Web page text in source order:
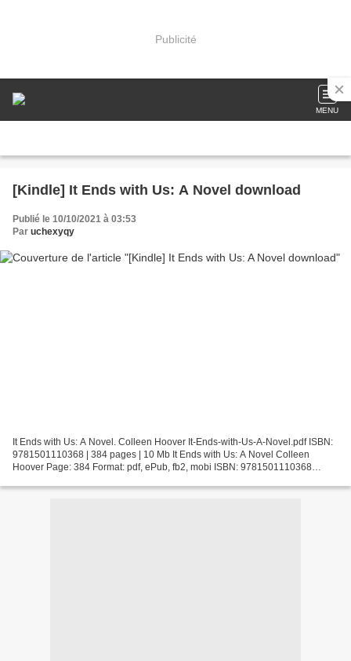
Publicité
MENU
[Kindle] It Ends with Us: A Novel download
Publié le 10/10/2021 à 03:53
Par uchexyqy
It Ends with Us: A Novel. Colleen Hoover It-Ends-with-Us-A-Novel.pdf ISBN:
9781501110368 | 384 pages | 10 Mb It Ends with Us: A Novel Colleen
Hoover Page: 384 Format: pdf, ePub, fb2, mobi ISBN: 9781501110368